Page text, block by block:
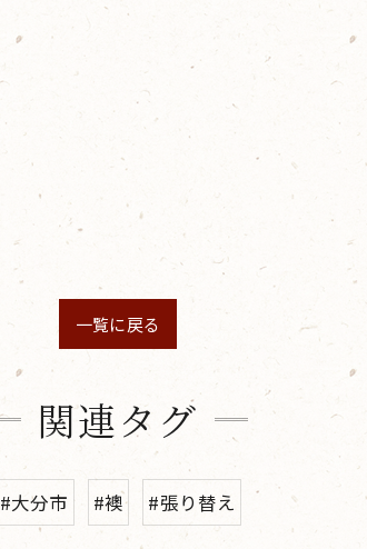
一覧に戻る
関連タグ
#大分市 #襖 #張り替え